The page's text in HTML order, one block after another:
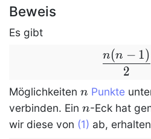
Beweis
Es gibt
\dfrac
{n(n-
1)} 2
2
n(n − 1)
Möglichkeiten n
n Punkte
verbinden. Ein n
n-Eck hat
wir diese von (1) ab,